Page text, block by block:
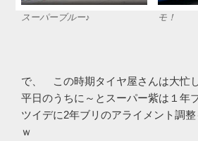
スーパーブルー♪ モ！
で、 この時期タイヤ屋さんは大忙
平日のうちに～とスーパー紫は１年
ツイデに2年ブリのアライメント調
ｗ